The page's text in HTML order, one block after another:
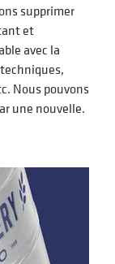
supprimer
et
avec la
Nous pouvons
une nouvelle.